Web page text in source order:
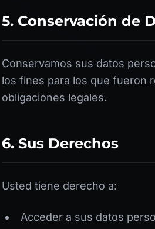
5. Conservación de
Conservamos sus datos
los fines para los que fueron
obligaciones legales.
6. Sus Derechos
Usted tiene derecho a:
Acceder a sus datos